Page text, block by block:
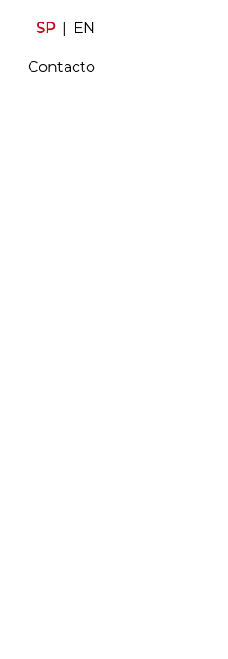
SP EN
Contacto